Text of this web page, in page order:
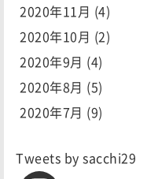
2020年11月 (4)
2020年10月 (2)
2020年9月 (4)
2020年8月 (5)
2020年7月 (9)
Tweets by sacchi29